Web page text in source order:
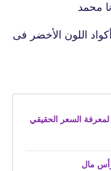
محمد
اللون الأخضر فى
لمعرفة السعر الحقيقي
رأس مال